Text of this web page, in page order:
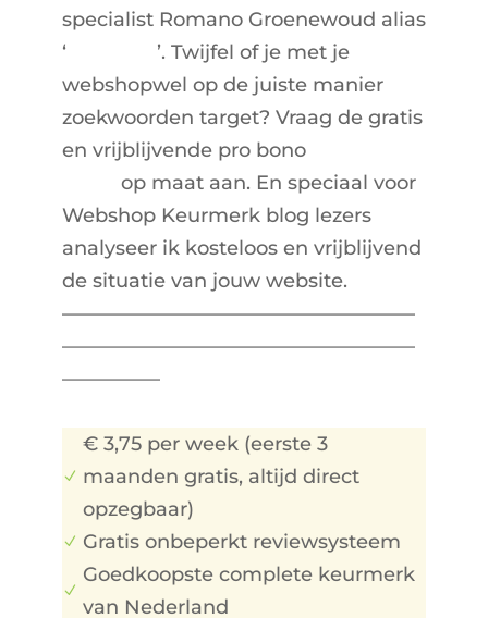
specialist Romano Groenewoud alias
‘SEOgeek ’. Twijfel of je met je
webshopwel op de juiste manier
zoekwoorden target? Vraag de gratis
en vrijblijvende pro bono
op maat aan. En speciaal voor
Webshop Keurmerk blog lezers
analyseer ik kosteloos en vrijblijvend
de situatie van jouw website.
——————————————————
——————————————————
—————
N
€ 3,75 per week (eerste 3
maanden gratis, altijd direct
opzegbaar)
N Gratis onbeperkt reviewsysteem
N
Goedkoopste complete keurmerk
van Nederland